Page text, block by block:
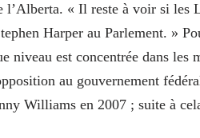
l’Alberta. « Il reste à voir si les
Harper au Parlement. »
niveau est concentrée dans
au gouvernement
Williams en 2007 ; suite à